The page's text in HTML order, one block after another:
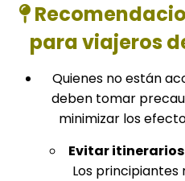
para viajeros
Quienes no están
deben tomar
minimizar los
Evitar
Los